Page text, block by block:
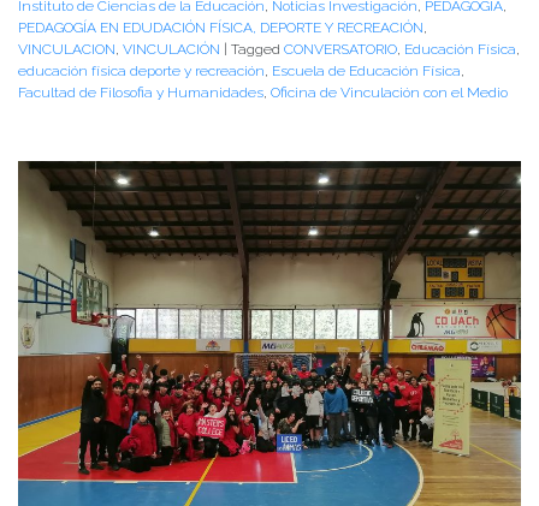
Instituto de Ciencias de la Educación, Noticias Investigación, PEDAGOGÍA,
PEDAGOGÍA EN EDUDACIÓN FÍSICA, DEPORTE Y RECREACIÓN,
VINCULACION, VINCULACIÓN Tagged CONVERSATORIO, Educación Física,
educación física deporte y recreación, Escuela de Educación Física,
Facultad de Filosofia y Humanidades, Oficina de Vinculación con el Medio